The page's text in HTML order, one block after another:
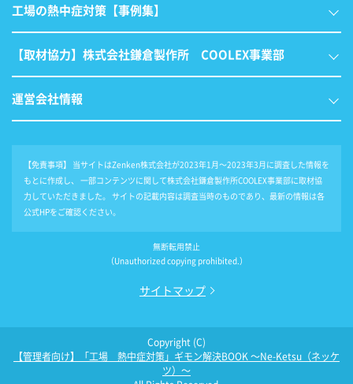
工場の熱中症対策【事例集】
【取材協力】株式会社鎌倉製作所 COOLEX事業部
運営会社情報
【免責事項】 当サイトはZenken株式会社が2023年1月～2023年3月に調査した情報を
もとに作成し、 一部コンテンツに関して株式会社鎌倉製作所COOLEX事業部に取材協
力していただきました。 サイトの記載内容は調査当時のものであり、最新の情報は各
公式HPをご確認ください。
無断転用禁止
（Unauthorized copying prohibited.）
サイトマップ
Copyright (C)
【管理者向け】「工場 熱中症対策」ギモン解決BOOK ～Ne-Ketsu（ネッケ
ツ）～